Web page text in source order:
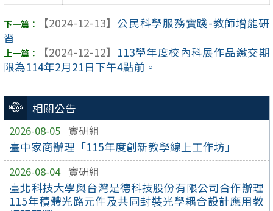
相關公告
2026-08-05 實研組
臺中家商辦理「115年度創新教學線上工作坊」
2026-08-04 實研組
臺北科技大學與台灣是德科技股份有限公司合作辦理
115年積體光路元件及共同封裝光學耦合設計應用教
【2024-12-13】 公民科學服務實踐-教師增能研
習
【2024-12-12】 113學年度校內科展作品繳交期
限為114年2月21日下午4點前。